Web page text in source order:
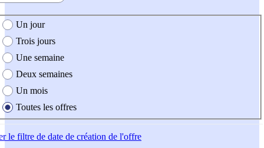
création de l'offre
Un jour
Trois jours
Une semaine
Deux semaines
Un mois
Toutes les offres
le filtre de date de création de l'offre